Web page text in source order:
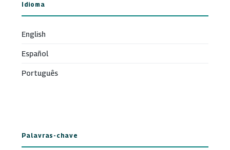
Idioma
English
Español
Português
Palavras-chave